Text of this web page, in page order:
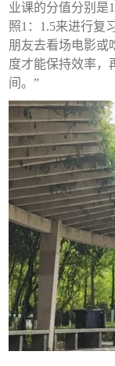
业课的分值分别是
照1：1.5来进行复
朋友去看场电影或
度才能保持效率，
间。”